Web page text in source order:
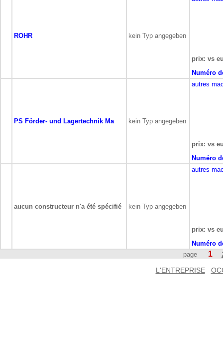
ROHR kein Typ angegeben
prix: vs
Numéro
PS Förder- und Lagertechnik Ma kein Typ angegeben
autres
prix: vs
Numéro
aucun constructeur n'a été spécifié kein Typ angegeben
autres
prix: vs
Numéro
page
1
L'ENTREPRISE